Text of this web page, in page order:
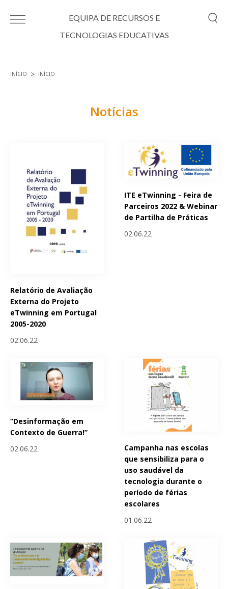
EQUIPA DE RECURSOS E
TECNOLOGIAS EDUCATIVAS
INÍCIO INÍCIO
Notícias
Relatório de Avaliação
Externa do Projeto
eTwinning em Portugal
2005-2020
02.06.22
ITE eTwinning - Feira de
Parceiros 2022 & Webinar
de Partilha de Práticas
02.06.22
“Desinformação em
Contexto de Guerra!”
02.06.22
Campanha nas escolas
que sensibiliza para o
uso saudável da
tecnologia durante o
período de férias
escolares
01.06.22